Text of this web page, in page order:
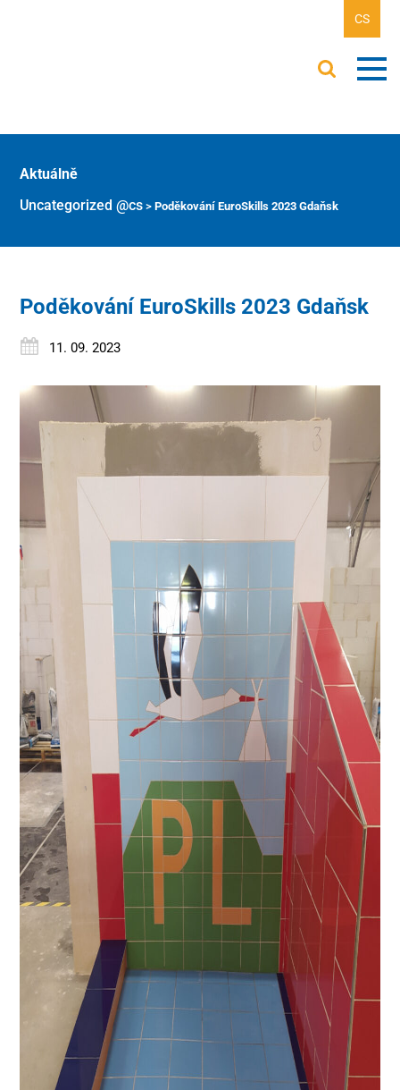
CS
Aktuálně
Uncategorized @cs >Poděkování EuroSkills 2023 Gdaňsk
Poděkování EuroSkills 2023 Gdaňsk
11. 09. 2023